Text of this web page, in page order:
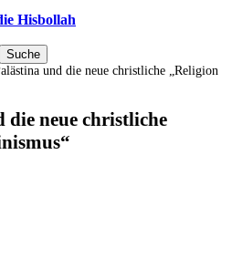
Hisbollah
und die neue christliche „Religion
neue christliche